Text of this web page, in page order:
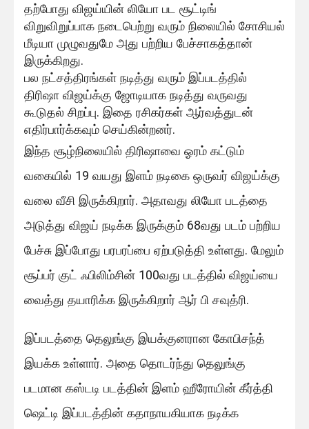
தற்போது விஜய்யின் லியோ பட சூட்டிங்
விறுவிறுப்பாக நடைபெற்று வரும் நிலையில் சோசியல்
மீடியா முழுவதுமே அது பற்றிய பேச்சாகத்தான்
இருக்கிறது.
பல நட்சத்திரங்கள் நடித்து வரும் இப்படத்தில்
திரிஷா விஜய்க்கு ஜோடியாக நடித்து வருவது
கூடுதல் சிறப்பு. இதை ரசிகர்கள் ஆர்வத்துடன்
எதிர்பார்க்கவும் செய்கின்றனர்.
இந்த சூழ்நிலையில் திரிஷாவை ஓரம் கட்டும்
வகையில் 19 வயது இளம் நடிகை ஒருவர் விஜய்க்கு
வலை வீசி இருக்கிறார். அதாவது லியோ படத்தை
அடுத்து விஜய் நடிக்க இருக்கும் 68வது படம் பற்றிய
பேச்சு இப்போது பரபரப்பை ஏற்படுத்தி உள்ளது. மேலும்
சூப்பர் குட் ஃபிலிம்சின் 100வது படத்தில் விஜய்யை
வைத்து தயாரிக்க இருக்கிறார் ஆர் பி சவுத்ரி.
இப்படத்தை தெலுங்கு இயக்குனரான கோபிசந்த்
இயக்க உள்ளார். அதை தொடர்ந்து தெலுங்கு
படமான கஸ்டடி படத்தின் இளம் ஹீரோயின் கீர்த்தி
ஷெட்டி இப்படத்தின் கதாநாயகியாக நடிக்க